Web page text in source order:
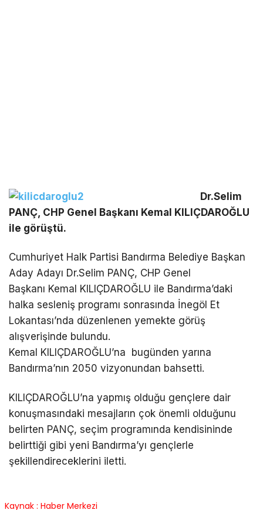
Dr.Selim
PANÇ, CHP Genel Başkanı Kemal KILIÇDAROĞLU
ile görüştü.
Cumhuriyet Halk Partisi Bandırma Belediye Başkan
Aday Adayı Dr.Selim PANÇ, CHP Genel
Başkanı Kemal KILIÇDAROĞLU ile Bandırma’daki
halka sesleniş programı sonrasında İnegöl Et
Lokantası’nda düzenlenen yemekte görüş
alışverişinde bulundu.
Kemal KILIÇDAROĞLU’na bugünden yarına
Bandırma’nın 2050 vizyonundan bahsetti.
KILIÇDAROĞLU’na yapmış olduğu gençlere dair
konuşmasındaki mesajların çok önemli olduğunu
belirten PANÇ, seçim programında kendisininde
belirttiği gibi yeni Bandırma’yı gençlerle
şekillendireceklerini iletti.
Kaynak : Haber Merkezi